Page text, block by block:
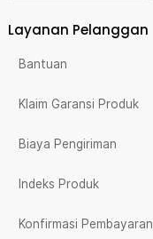
Layanan Pelanggan
Bantuan
Klaim Garansi Produk
Biaya Pengiriman
Indeks Produk
Konfirmasi Pembayaran